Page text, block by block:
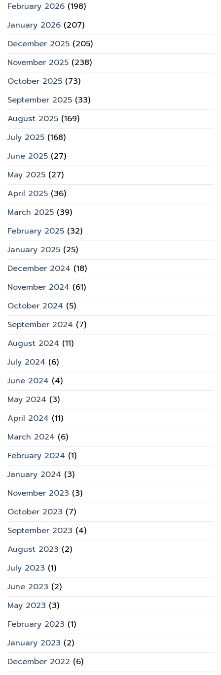
February 2026 (198)
January 2026 (207)
December 2025 (205)
November 2025 (238)
October 2025 (73)
September 2025 (33)
August 2025 (169)
July 2025 (168)
June 2025 (27)
May 2025 (27)
April 2025 (36)
March 2025 (39)
February 2025 (32)
January 2025 (25)
December 2024 (18)
November 2024 (61)
October 2024 (5)
September 2024 (7)
August 2024 (11)
July 2024 (6)
June 2024 (4)
May 2024 (3)
April 2024 (11)
March 2024 (6)
February 2024 (1)
January 2024 (3)
November 2023 (3)
October 2023 (7)
September 2023 (4)
August 2023 (2)
July 2023 (1)
June 2023 (2)
May 2023 (3)
February 2023 (1)
January 2023 (2)
December 2022 (6)